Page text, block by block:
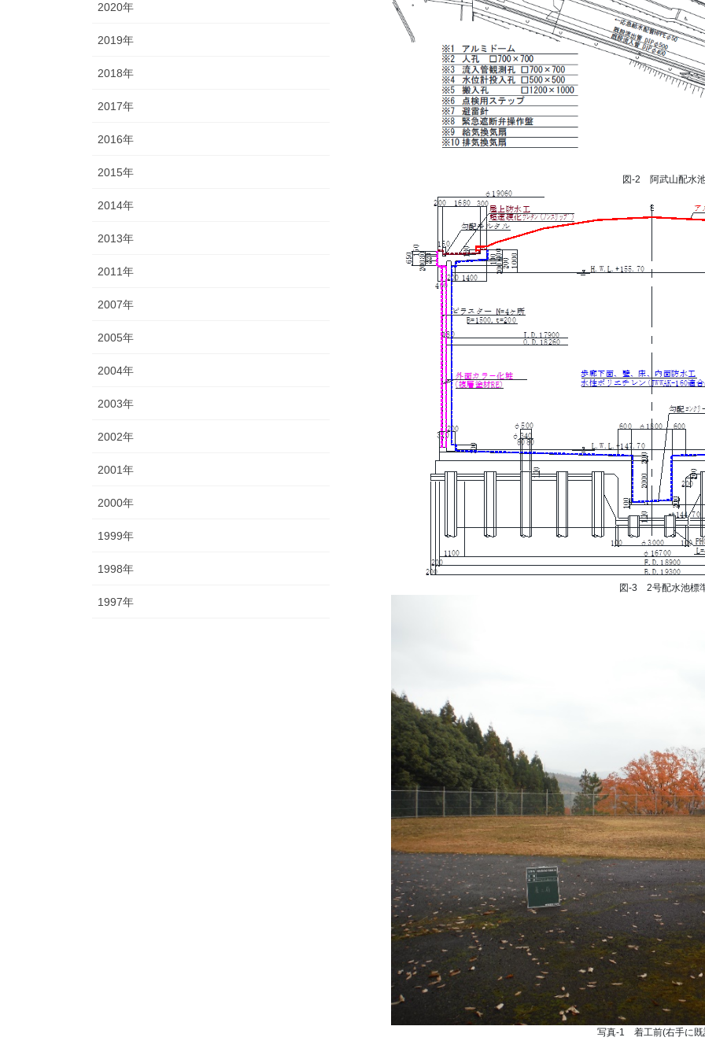
図-2 阿武山配水
図-3 2号配水池標
写真-1 着工前(右手に既
2020年
2019年
2018年
2017年
2016年
2015年
2014年
2013年
2011年
2007年
2005年
2004年
2003年
2002年
2001年
2000年
1999年
1998年
1997年